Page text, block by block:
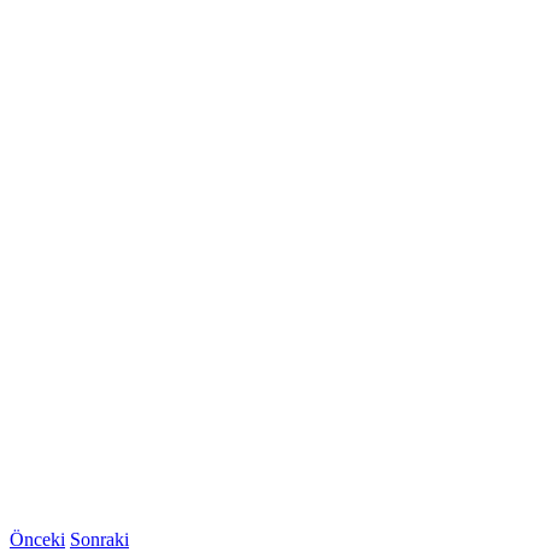
Önceki Sonraki